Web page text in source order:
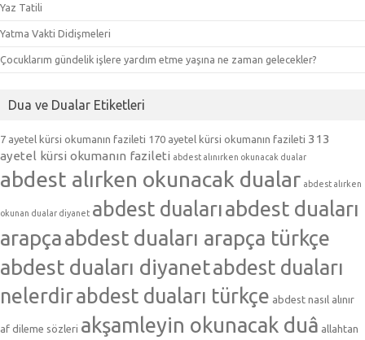
Yaz Tatili
Yatma Vakti Didişmeleri
Çocuklarım gündelik işlere yardım etme yaşına ne zaman gelecekler?
Dua ve Dualar Etiketleri
7 ayetel kürsi okumanın fazileti 170 ayetel kürsi okumanın fazileti 313
ayetel kürsi okumanın fazileti abdest alınırken okunacak dualar
abdest alırken okunacak dualar abdest alırken
okunan dualar diyanet abdest dualarıabdest duaları
arapçaabdest duaları arapça türkçe
abdest duaları diyanetabdest duaları
nelerdirabdest duaları türkçe abdest nasıl alınır
af dileme sözleri akşamleyin okunacak duâ allahtan